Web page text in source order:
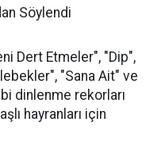
Söylendi
Dert Etmeler", "Dip",
"Sana Ait" ve
dinlenme rekorları
hayranları için